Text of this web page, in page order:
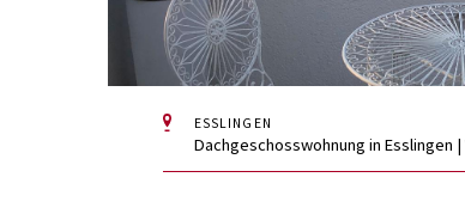
ESSLINGEN
Dachgeschosswohnung in Esslingen